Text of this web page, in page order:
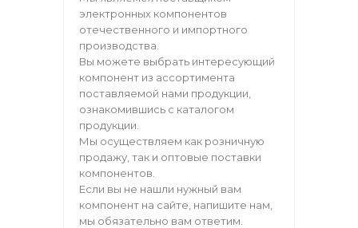
электронных компонентов
отечественного и импортного
производства.
Вы можете выбрать интересующий
компонент из ассортимента
поставляемой нами продукции,
ознакомившись с каталогом
продукции.
Мы осуществляем как розничную
продажу, так и оптовые поставки
компонентов.
Если вы не нашли нужный вам
компонент на сайте, напишите нам,
мы обязательно вам ответим.